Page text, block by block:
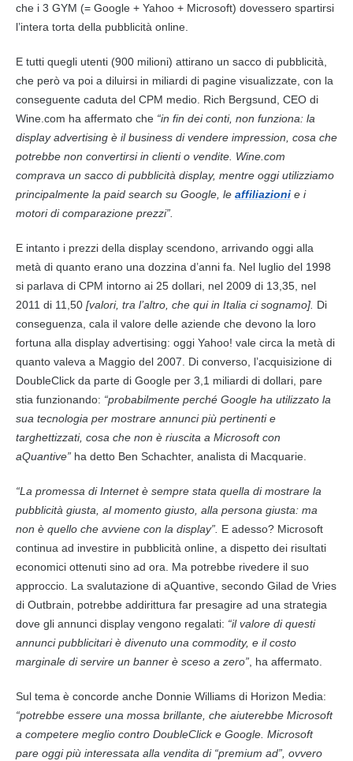
che i 3 GYM (= Google + Yahoo + Microsoft) dovessero spartirsi
l’intera torta della pubblicità online.
E tutti quegli utenti (900 milioni) attirano un sacco di pubblicità,
che però va poi a diluirsi in miliardi di pagine visualizzate, con la
conseguente caduta del CPM medio. Rich Bergsund, CEO di
Wine.com ha affermato che “in fin dei conti, non funziona: la
display advertising è il business di vendere impression, cosa che
potrebbe non convertirsi in clienti o vendite. Wine.com
comprava un sacco di pubblicità display, mentre oggi utilizziamo
principalmente la paid search su Google, le affiliazioni e i
motori di comparazione prezzi”.
E intanto i prezzi della display scendono, arrivando oggi alla
metà di quanto erano una dozzina d’anni fa. Nel luglio del 1998
si parlava di CPM intorno ai 25 dollari, nel 2009 di 13,35, nel
2011 di 11,50 [valori, tra l’altro, che qui in Italia ci sognamo]. Di
conseguenza, cala il valore delle aziende che devono la loro
fortuna alla display advertising: oggi Yahoo! vale circa la metà di
quanto valeva a Maggio del 2007. Di converso, l’acquisizione di
DoubleClick da parte di Google per 3,1 miliardi di dollari, pare
stia funzionando: “probabilmente perché Google ha utilizzato la
sua tecnologia per mostrare annunci più pertinenti e
targhettizzati, cosa che non è riuscita a Microsoft con
aQuantive” ha detto Ben Schachter, analista di Macquarie.
“La promessa di Internet è sempre stata quella di mostrare la
pubblicità giusta, al momento giusto, alla persona giusta: ma
non è quello che avviene con la display”. E adesso? Microsoft
continua ad investire in pubblicità online, a dispetto dei risultati
economici ottenuti sino ad ora. Ma potrebbe rivedere il suo
approccio. La svalutazione di aQuantive, secondo Gilad de Vries
di Outbrain, potrebbe addirittura far presagire ad una strategia
dove gli annunci display vengono regalati: “il valore di questi
annunci pubblicitari è divenuto una commodity, e il costo
marginale di servire un banner è sceso a zero” , ha affermato.
Sul tema è concorde anche Donnie Williams di Horizon Media:
“potrebbe essere una mossa brillante, che aiuterebbe Microsoft
a competere meglio contro DoubleClick e Google. Microsoft
pare oggi più interessata alla vendita di “premium ad”, ovvero